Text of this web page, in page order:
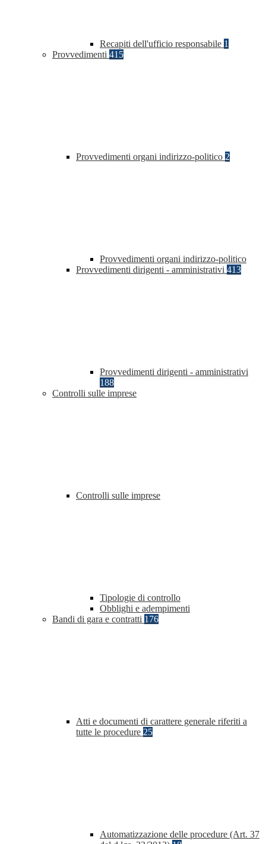
Recapiti dell'ufficio responsabile 1
Provvedimenti 415
Provvedimenti organi indirizzo-politico 2
Provvedimenti organi indirizzo-politico
Provvedimenti dirigenti - amministrativi 413
Provvedimenti dirigenti - amministrativi
188
Controlli sulle imprese
Controlli sulle imprese
Tipologie di controllo
Obblighi e adempimenti
Bandi di gara e contratti 176
Atti e documenti di carattere generale riferiti a
tutte le procedure 25
Automatizzazione delle procedure (Art. 37